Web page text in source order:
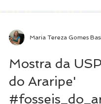
Mostra da USP
do Araripe'